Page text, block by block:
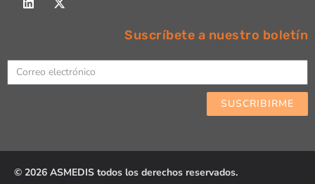
Suscríbete a nuestro boletín
SUSCRIBIRME
© 2026 ASMEDIS todos los derechos reservados.